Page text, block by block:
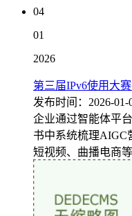
04
01
2026
第三届IPv6使用大
发布时间：2026-
企业通过智能体平
书中系统梳理AIGC
短视频、曲播电商